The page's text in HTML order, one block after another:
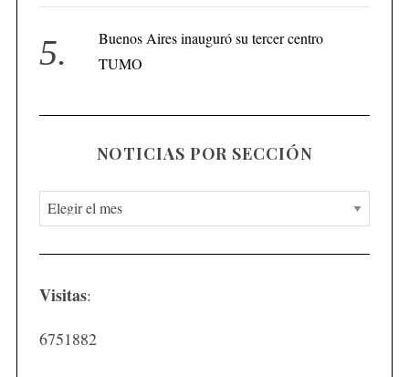
Buenos Aires inauguró su tercer centro
TUMO
NOTICIAS POR SECCIÓN
N
o
t
c
i
Visitas:
6751882